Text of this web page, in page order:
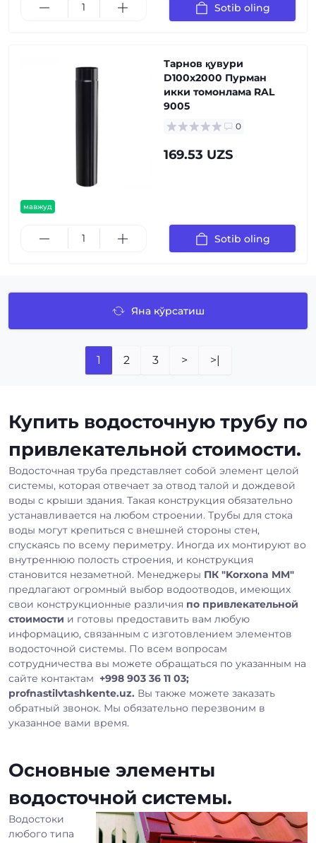
Sotib oling
мавжуд
Тарнов қувури
D100х2000 Пурман
икки томонлама RAL
9005
0
169.53 UZS
Sotib oling
Яна кўрсатиш
1 2 3 > >|
Купить водосточную трубу по
привлекательной стоимости.
Водосточная труба представляет собой элемент целой
системы, которая отвечает за отвод талой и дождевой
воды с крыши здания. Такая конструкция обязательно
устанавливается на любом строении. Трубы для стока
воды могут крепиться с внешней стороны стен,
спускаясь по всему периметру. Иногда их монтируют во
внутреннюю полость строения, и конструкция
становится незаметной. Менеджеры ПК "Korxona MM"
предлагают огромный выбор водоотводов, имеющих
свои конструкционные различия по привлекательной
стоимости и готовы предоставить вам любую
информацию, связанным с изготовлением элементов
водосточной системы. По всем вопросам
сотрудничества вы можете обращаться по указанным на
сайте контактам +998 903 36 11 03;
profnastilvtashkente.uz. Вы также можете заказать
обратный звонок. Мы обязательно перезвоним в
указанное вами время.
Основные элементы
водосточной системы.
Водостоки
любого типа